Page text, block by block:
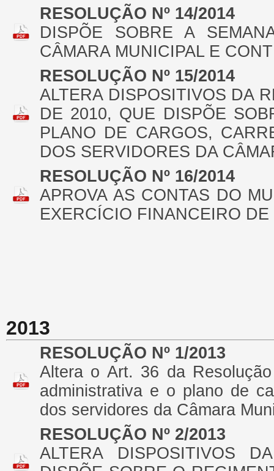
RESOLUÇÃO Nº 14/2014
DISPÕE SOBRE A
CÂMARA MUNICIPAL E
RESOLUÇÃO Nº 15/2014
ALTERA DISPOSITIVOS DA
DE 2010, QUE DISPÕE
PLANO DE CARGOS,
DOS SERVIDORES DA
RESOLUÇÃO Nº 16/2014
APROVA AS CONTAS DO
EXERCÍCIO FINANCEIRO DE
2013
RESOLUÇÃO Nº 1/2013
Altera o Art. 36 da
administrativa e o plano de
dos servidores da Câmara
RESOLUÇÃO Nº 2/2013
ALTERA DISPOSITIVOS